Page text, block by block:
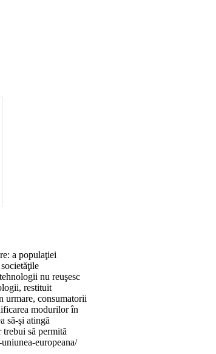
a populaţiei
nu reuşesc
restituit
urmare, consumatorii
modurilor în
să-şi atingă
să permită
europeana/